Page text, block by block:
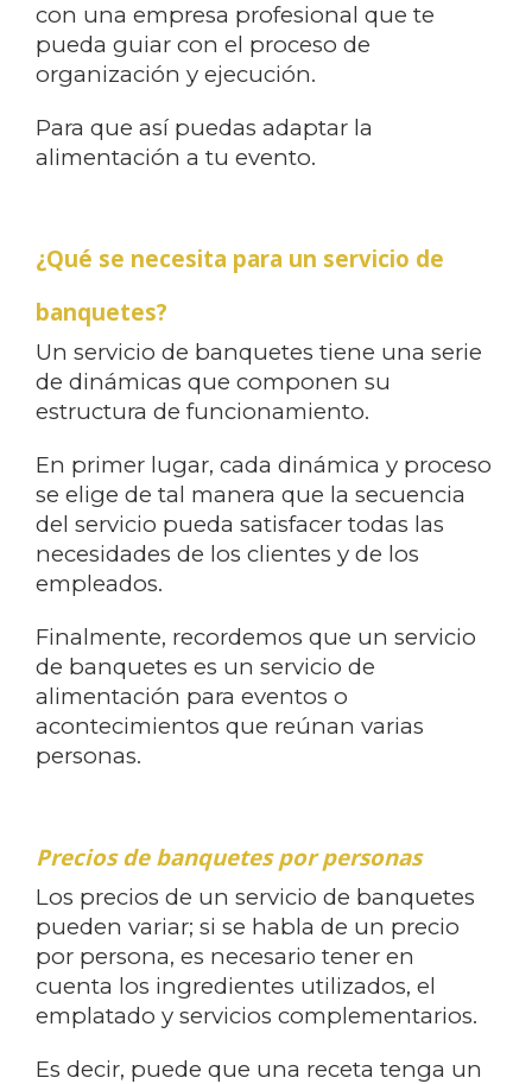
con una empresa profesional que te
pueda guiar con el proceso de
organización y ejecución.
Para que así puedas adaptar la
alimentación a tu evento.
¿Qué se necesita para un servicio de
banquetes?
Un servicio de banquetes tiene una serie
de dinámicas que componen su
estructura de funcionamiento.
En primer lugar, cada dinámica y proceso
se elige de tal manera que la secuencia
del servicio pueda satisfacer todas las
necesidades de los clientes y de los
empleados.
Finalmente, recordemos que un servicio
de banquetes es un servicio de
alimentación para eventos o
acontecimientos que reúnan varias
personas.
Precios de banquetes por personas
Los precios de un servicio de banquetes
pueden variar; si se habla de un precio
por persona, es necesario tener en
cuenta los ingredientes utilizados, el
emplatado y servicios complementarios.
Es decir, puede que una receta tenga un